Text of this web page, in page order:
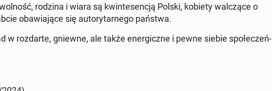
rodzina i wiara są kwin­te­sen­cją Polski, kobiety wal­czą­ce o
oba­wia­ją­ce się au­to­ry­tar­ne­go państwa.
w roz­dar­te, gniewne, ale także ener­gicz­ne i pewne siebie spo­łe­czeń­